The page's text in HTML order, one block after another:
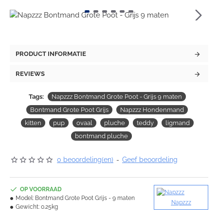
PRODUCT INFORMATIE
REVIEWS
Tags:
Napzzz Bontmand Grote Poot - Grijs 9 maten
Bontmand Grote Poot Grijs
Napzzz Hondenmand
kitten
pup ovaal pluche teddy
ligmand
bontmand pluche
0 beoordeling(en) - Geef beoordeling
OP VOORRAAD
Model: Bontmand Grote Poot Grijs - 9 maten
Gewicht: 0.25kg
Napzzz